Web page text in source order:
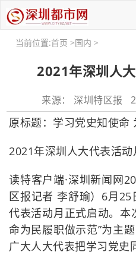
当前位置:首页 >国内 >
​2021年深圳人
来源： 深圳特区报
原标题：学习党史知使命
2021年深圳人大代表活动
读特客户端·深圳新闻网
区报记者 李舒瑜）6月
代表活动月正式启动。本
命为民履职做示范”为主
广大人大代表把学习党史